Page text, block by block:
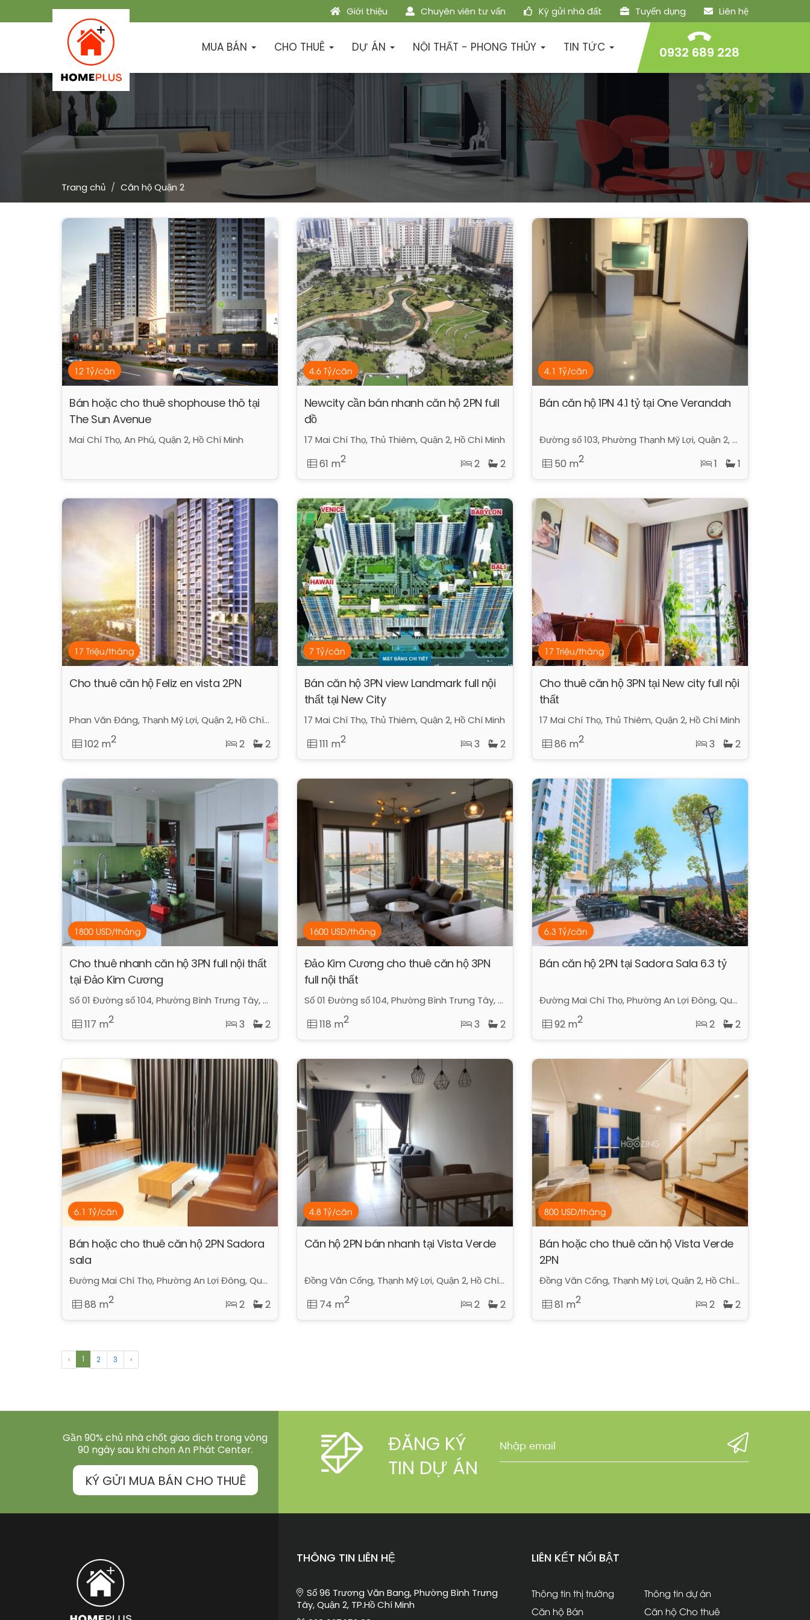
Giới thiệu Chuyên viên tư vấn Ký gửi nhà đất Tuyển dụng Liên hệ
0932 689 228
MUA BÁN CHO THUÊ DỰ ÁN NỘI THẤT - PHONG THỦY TIN TỨC
Trang chủ Căn hộ Quận 2
12 Tỷ/căn
Bán hoặc cho thuê shophouse thô tại
The Sun Avenue
Mai Chí Thọ, An Phú, Quận 2, Hồ Chí Minh
4.6 Tỷ/căn
Newcity cần bán nhanh căn hộ 2PN full
đồ
17 Mai Chí Thọ, Thủ Thiêm, Quận 2, Hồ Chí Minh
61 m2 2 2
4.1 Tỷ/căn
Bán căn hộ 1PN 4.1 tỷ tại One Verandah
Đường số 103, Phường Thạnh Mỹ Lợi, Quận 2, TP Hồ Chí Minh
50 m2 1 1
17 Triệu/tháng
Cho thuê căn hộ Feliz en vista 2PN
Phan Văn Đáng, Thạnh Mỹ Lợi, Quận 2, Hồ Chí Minh
102 m2 2 2
7 Tỷ/căn
Bán căn hộ 3PN view Landmark full nội
thất tại New City
17 Mai Chí Thọ, Thủ Thiêm, Quận 2, Hồ Chí Minh
111 m2 3 2
17 Triệu/tháng
Cho thuê căn hộ 3PN tại New city full nội
thất
17 Mai Chí Thọ, Thủ Thiêm, Quận 2, Hồ Chí Minh
86 m2 3 2
1800 USD/tháng
Cho thuê nhanh căn hộ 3PN full nội thất
tại Đảo Kim Cương
Số 01 Đường số 104, Phường Bình Trưng Tây, Quận 2, Hồ Chí Minh
117 m2 3 2
1600 USD/tháng
Đảo Kim Cương cho thuê căn hộ 3PN
full nội thất
Số 01 Đường số 104, Phường Bình Trưng Tây, Quận 2, Hồ Chí Minh
118 m2 3 2
6.3 Tỷ/căn
Bán căn hộ 2PN tại Sadora Sala 6.3 tỷ
Đường Mai Chí Thọ, Phường An Lợi Đông, Quận 2, Hồ Chí Minh
92 m2 2 2
6.1 Tỷ/căn
Bán hoặc cho thuê căn hộ 2PN Sadora
sala
Đường Mai Chí Thọ, Phường An Lợi Đông, Quận 2, Hồ Chí Minh
88 m2 2 2
4.8 Tỷ/căn
Căn hộ 2PN bán nhanh tại Vista Verde
Đồng Văn Cống, Thạnh Mỹ Lợi, Quận 2, Hồ Chí Minh
74 m2 2 2
800 USD/tháng
Bán hoặc cho thuê căn hộ Vista Verde
2PN
Đồng Văn Cống, Thạnh Mỹ Lợi, Quận 2, Hồ Chí Minh
81 m2 2 2
‹ 1 2 3 ›
Gần 90% chủ nhà chốt giao dịch trong vòng
90 ngày sau khi chọn An Phát Center.
KÝ GỬI MUA BÁN CHO THUÊ
ĐĂNG KÝ
TIN DỰ ÁN
THÔNG TIN LIÊN HỆ
Số 96 Trương Văn Bang, Phường Bình Trưng
Tây, Quận 2, TP.Hồ Chí Minh
LIÊN KẾT NỔI BẬT
Thông tin thị trường
Thông tin dự án
Căn hộ Bán
Căn hộ Cho thuê